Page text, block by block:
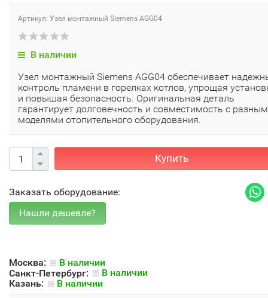
Артикул: Узел монтажный Siemens AGG04
В наличии
Узел монтажный Siemens AGG04 обеспечивает
контроль пламени в горелках котлов, упрощая
и повышая безопасность. Оригинальная деталь
гарантирует долговечность и совместимость с
моделями отопительного оборудования.
Купить
Заказать оборудование:
Москва:
В наличии
Санкт-Петербург:
В наличии
Казань:
В наличии